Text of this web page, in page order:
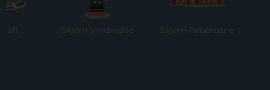
Skjern Vindmølle Skjern Reberbane